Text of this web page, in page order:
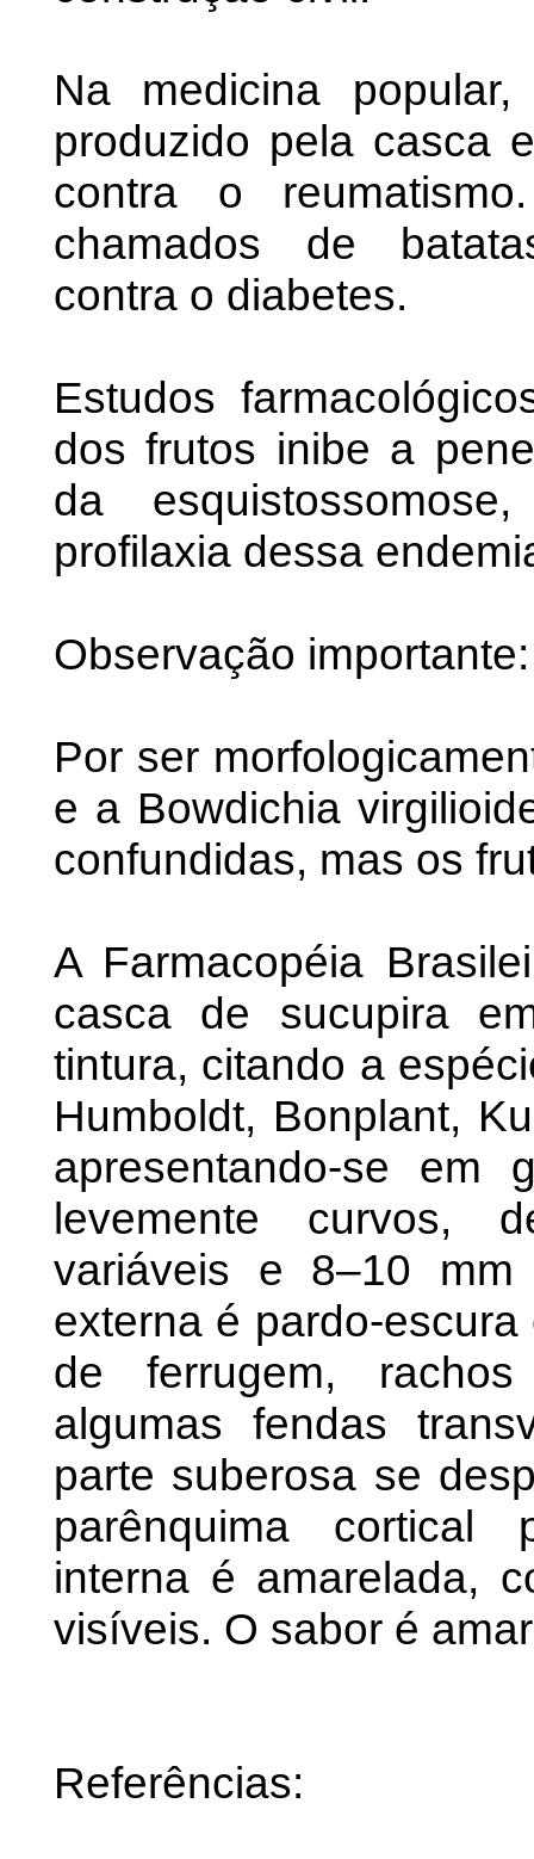
Na medicina
produzido pela casca
contra o
chamados de
contra o diabetes.
Estudos
dos frutos inibe a
da
profilaxia dessa
Observação importante:
Por ser
e a Bowdichia
confundidas, mas os
A Farmacopéia
casca de sucupira
tintura, citando a
Humboldt, Bonplant,
apresentando-se em
levemente curvos,
variáveis e 8–10 mm
externa é pardo-
de ferrugem,
algumas fendas
parte suberosa se
parênquima cortical
interna é amarelada,
visíveis. O sabor é
Referências: